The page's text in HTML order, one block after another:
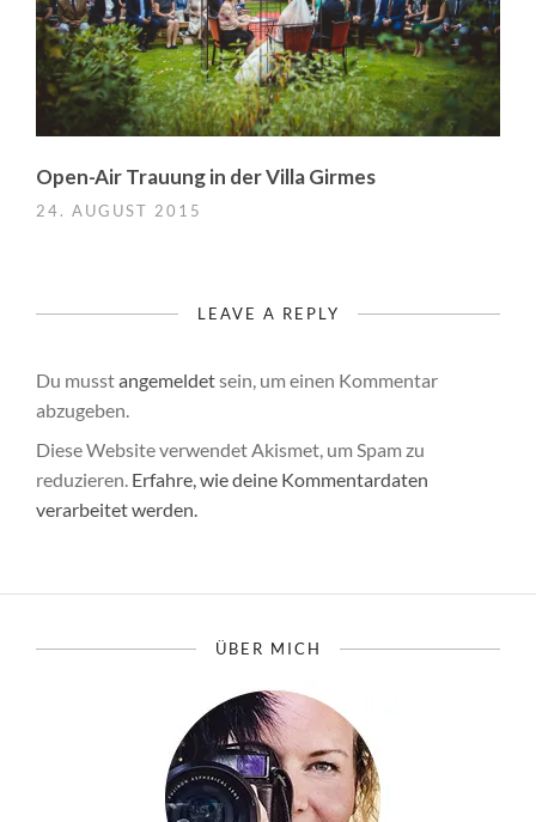
Open-Air Trauung in der Villa Girmes
24. AUGUST 2015
LEAVE A REPLY
Du musstangemeldetsein, um einen Kommentar
abzugeben.
Diese Website verwendet Akismet, um Spam zu
reduzieren. Erfahre, wie deine Kommentardaten
verarbeitet werden.
ÜBER MICH